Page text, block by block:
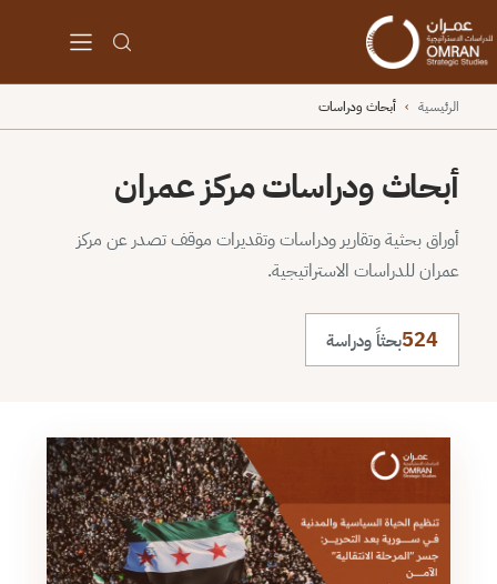
الرئيسية › أبحاث ودراسات
أبحاث ودراسات مركز عمران
أوراق بحثية وتقارير ودراسات وتقديرات موقف تصدر عن مركز
عمران للدراسات الاستراتيجية.
524بحثاً ودراسة